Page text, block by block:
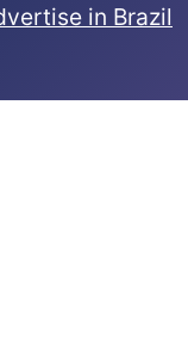
in Brazil